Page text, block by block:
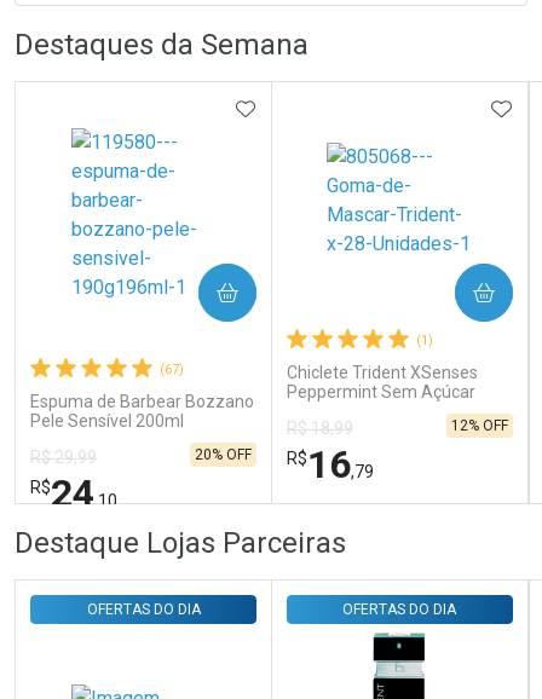
Laboratório
Ativar Desconto
Comprar sem Desconto
Comprar sem Desconto
Destaques da Semana
(67)
Espuma de Barbear Bozzano
Pele Sensível 200ml
R$ 29,99
R$24,10
20% OFF
ADICIONAR AOS FAVORITOS
COMPRAR
FECHAR
Laboratório
FECHAR
Por Menos
(1)
Chiclete Trident XSenses
Peppermint Sem Açúcar
R$ 18,99
R$16,79
12% OFF
COMPRAR
Por Menos
Destaque Lojas Parceiras
OFERTAS DO DIA OFERTAS DO DIA